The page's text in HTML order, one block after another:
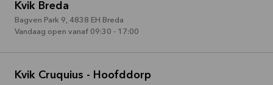
Kvik Breda
Bagven Park 9, 4838 EH Breda
Vandaag open vanaf 09:30 - 17:00
Kvik Cruquius - Hoofddorp